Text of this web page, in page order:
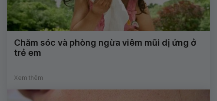
Chăm sóc và phòng ngừa viêm mũi dị ứng ở
trẻ em
Xem thêm